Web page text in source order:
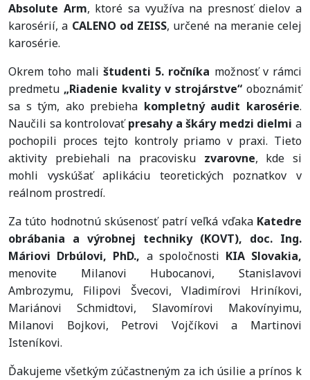
Absolute Arm, ktoré sa využíva na presnosť dielov a
karosérií, a CALENO od ZEISS, určené na meranie celej
karosérie.
Okrem toho mali študenti 5. ročníka možnosť v rámci
predmetu „Riadenie kvality v strojárstve“ oboznámiť
sa s tým, ako prebieha kompletný audit karosérie.
Naučili sa kontrolovaťpresahy a škáry medzi dielmi a
pochopili proces tejto kontroly priamo v praxi. Tieto
aktivity prebiehali na pracovisku zvarovne, kde si
mohli vyskúšať aplikáciu teoretických poznatkov v
reálnom prostredí.
Za túto hodnotnú skúsenosť patrí veľká vďaka Katedre
obrábania a výrobnej techniky (KOVT), doc. Ing.
Máriovi Drbúlovi, PhD., a spoločnosti KIA Slovakia,
menovite Milanovi Hubocanovi, Stanislavovi
Ambrozymu, Filipovi Švecovi, Vladimírovi Hriníkovi,
Mariánovi Schmidtovi, Slavomírovi Makovínyimu,
Milanovi Bojkovi, Petrovi Vojčíkovi a Martinovi
Isteníkovi.
Ďakujeme všetkým zúčastneným za ich úsilie a prínos k